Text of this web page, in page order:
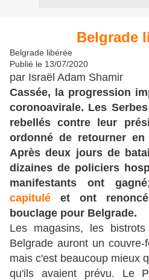
Belgrade
Belgrade libérée
Publié le 13/07/2020
par Israël Adam Shamir
Cassée, la progression
coronoavirale. Les
rebellés contre leur
ordonné de retourner en
Après deux jours de
dizaines de policiers
manifestants ont gagné
capitulé et ont
bouclage pour Belgrade.
Les magasins, les
Belgrade auront un
mais c'est beaucoup mieux
qu'ils avaient prévu. Le